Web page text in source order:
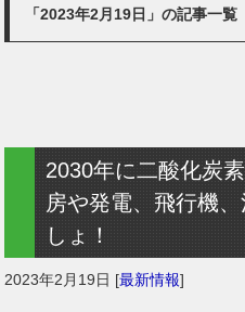
「2023年2月19日」の記事一覧
2030年に二酸化炭
房や発電、飛行機
しょ！
2023年2月19日 [最新情報]